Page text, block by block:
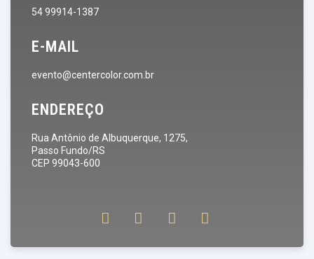
54 99914-1387
E-MAIL
evento@centercolor.com.br
ENDEREÇO
Rua Antônio de Albuquerque, 1275,
Passo Fundo/RS
CEP 99043-600